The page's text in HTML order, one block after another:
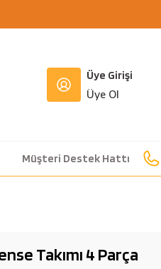
Üye Girişi
Üye Ol
Müşteri Destek Hattı
Takımı 4 Parça